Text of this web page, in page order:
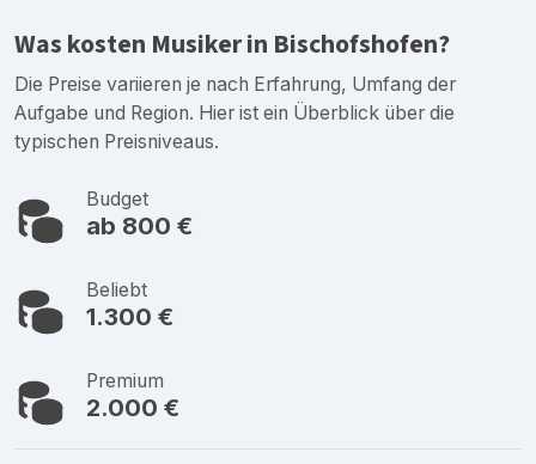
Was kosten Musiker in Bischofshofen?
Die Preise variieren je nach Erfahrung, Umfang der
Aufgabe und Region. Hier ist ein Überblick über die
typischen Preisniveaus.
Budget
ab 800 €
Beliebt
1.300 €
Premium
2.000 €